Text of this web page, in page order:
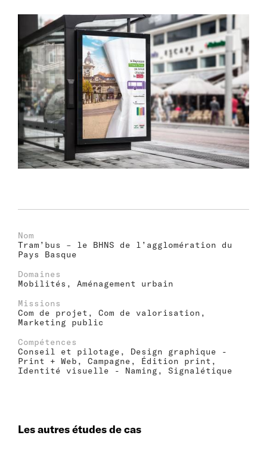
Nom
Tram’bus – le BHNS de l’agglomération du
Pays Basque
Domaines
Mobilités, Aménagement urbain
Missions
Com de projet, Com de valorisation,
Marketing public
Compétences
Conseil et pilotage, Design graphique -
Print + Web, Campagne, Édition print,
Identité visuelle - Naming, Signalétique
Les autres études de cas